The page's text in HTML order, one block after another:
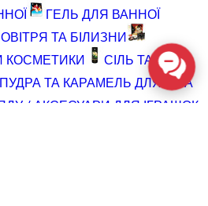
ГЕЛЬ ДЛЯ ВАННОЇ
ТА БІЛИЗНИ
КОСМЕТИКИ
СІЛЬ ТА ПІНА
ТА КАРАМЕЛЬ ДЛЯ ТІЛА
/ АКСЕСУАРИ ДЛЯ ІГРАШОК